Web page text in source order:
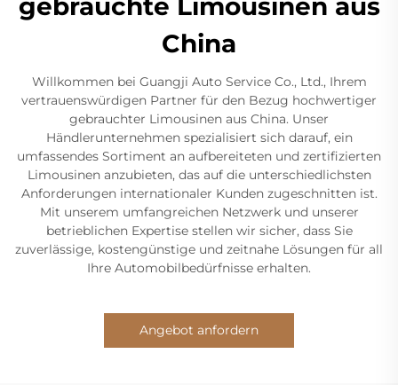
gebrauchte Limousinen aus
China
Willkommen bei Guangji Auto Service Co., Ltd., Ihrem
vertrauenswürdigen Partner für den Bezug hochwertiger
gebrauchter Limousinen aus China. Unser
Händlerunternehmen spezialisiert sich darauf, ein
umfassendes Sortiment an aufbereiteten und zertifizierten
Limousinen anzubieten, das auf die unterschiedlichsten
Anforderungen internationaler Kunden zugeschnitten ist.
Mit unserem umfangreichen Netzwerk und unserer
betrieblichen Expertise stellen wir sicher, dass Sie
zuverlässige, kostengünstige und zeitnahe Lösungen für all
Ihre Automobilbedürfnisse erhalten.
Angebot anfordern